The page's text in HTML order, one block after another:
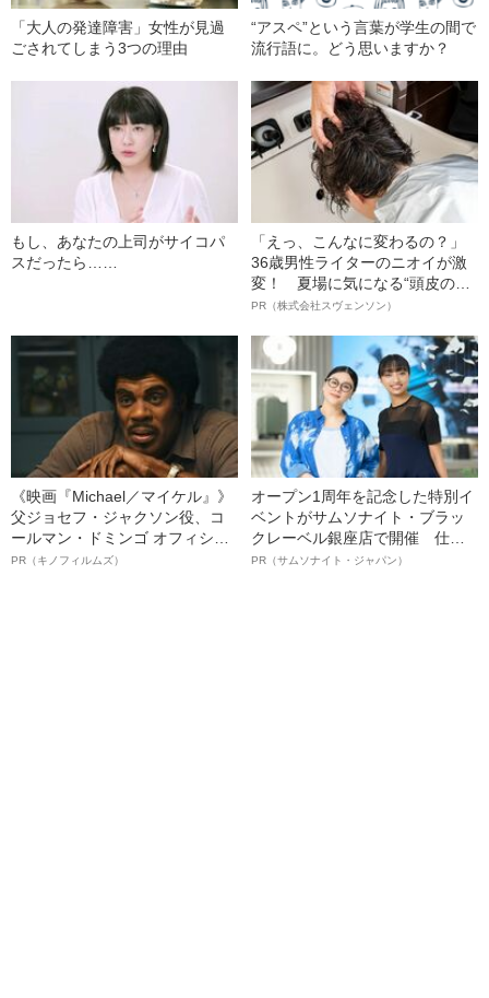
「大人の発達障害」女性が見過
ごされてしまう3つの理由
“アスペ”という言葉が学生の間で
流行語に。どう思いますか？
もし、あなたの上司がサイコパ
スだったら……
「えっ、こんなに変わるの？」
36歳男性ライターのニオイが激
変！ 夏場に気になる“頭皮のニ
オイ”や“ベタつき”を解消す
ト”が生み出した徹底ケアとは
PR（株式会社スヴェンソン）
《映画『Michael／マイケル』》
父ジョセフ・ジャクソン役、コ
ールマン・ドミンゴ オフィシャ
ルインタビュー“観客を魅了した
PR（キノフィルムズ）
オープン1周年を記念した特別イ
ベントがサムソナイト・ブラッ
クレーベル銀座店で開催 仕事
も人生も自分らしく～笑顔あふ
PR（サムソナイト・ジャパン）